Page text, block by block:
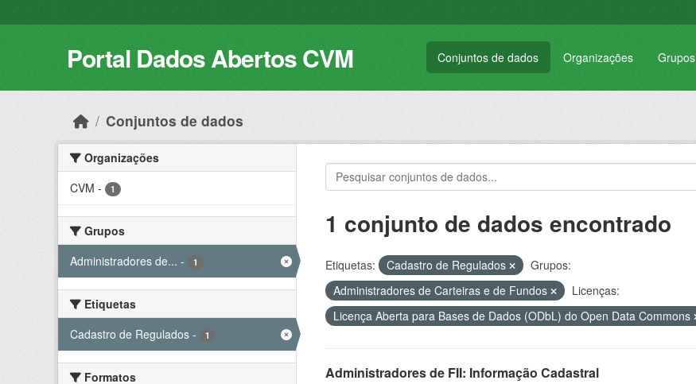
Portal Dados Abertos CVM Conjuntos de dados Organizações Grupos
Conjuntos de dados
Organizações
CVM - 1
Grupos
Administradores de... - 1
Etiquetas
Cadastro de Regulados - 1
Formatos
1 conjunto de dados encontrado
Etiquetas: Cadastro de Regulados
Grupos:
Administradores de Carteiras e de Fundos
Licenças:
Licença Aberta para Bases de Dados (ODbL) do Open Data Commons
Administradores de FII: Informação Cadastral